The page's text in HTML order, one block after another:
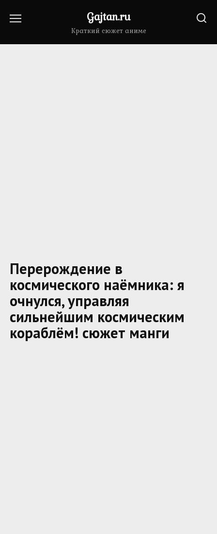
Gajtan.ru
Краткий сюжет аниме
Перерождение в
космического наёмника: я
очнулся, управляя
сильнейшим космическим
кораблём! сюжет манги